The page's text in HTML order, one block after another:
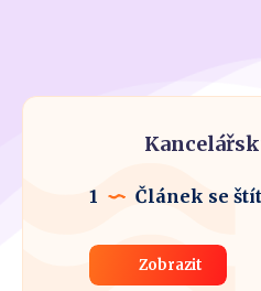
1 Článek se
Zobrazit